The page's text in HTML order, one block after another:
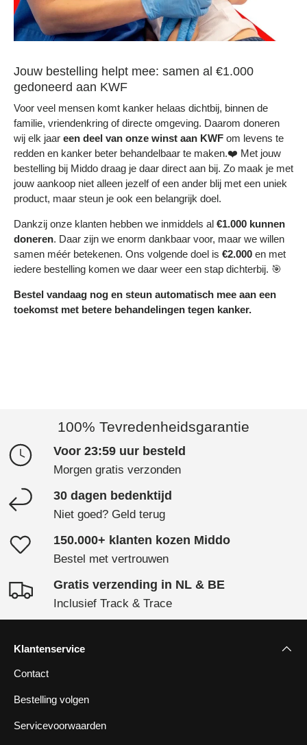
Jouw bestelling helpt mee: samen al €1.000
gedoneerd aan KWF
Voor veel mensen komt kanker helaas dichtbij, binnen de
familie, vriendenkring of directe omgeving. Daarom doneren
wij elk jaar een deel van onze winst aan KWF om levens te
redden en kanker beter behandelbaar te maken.❤️ Met jouw
bestelling bij Middo draag je daar direct aan bij. Zo maak je met
jouw aankoop niet alleen jezelf of een ander blij met een uniek
product, maar steun je ook een belangrijk doel.
Dankzij onze klanten hebben we inmiddels al €1.000 kunnen
doneren. Daar zijn we enorm dankbaar voor, maar we willen
samen méér betekenen. Ons volgende doel is €2.000 en met
iedere bestelling komen we daar weer een stap dichterbij. 🎯
Bestel vandaag nog en steun automatisch mee aan een
toekomst met betere behandelingen tegen kanker.
100% Tevredenheidsgarantie
Voor 23:59 uur besteld
Morgen gratis verzonden
30 dagen bedenktijd
Niet goed? Geld terug
150.000+ klanten kozen Middo
Bestel met vertrouwen
Gratis verzending in NL & BE
Inclusief Track & Trace
Klantenservice
Contact
Bestelling volgen
Servicevoorwaarden